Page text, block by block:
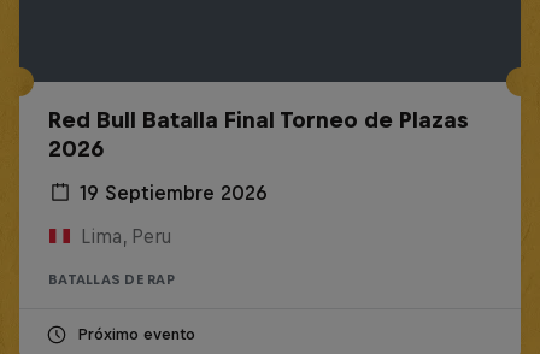
Red Bull Batalla Final Torneo de Plazas
2026
19 Septiembre 2026
Lima, Peru
BATALLAS DE RAP
Próximo evento